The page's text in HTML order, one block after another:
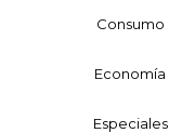
Consumo
Economía
Especiales